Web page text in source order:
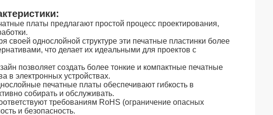
платы предлагают простой процесс проектирования,
однослойной структуре эти печатные пластинки более
что делает их идеальными для проектов с
позволяет создать более тонкие и компактные печатные
в электронных устройствах.
печатные платы обеспечивают гибкость в
собирать и обслуживать.
требованиям RoHS (ограничение опасных
и безопасность.